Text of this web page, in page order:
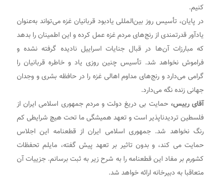
کنیم.
در پایان، تأسیس روز بین‌المللی یادبود قربانیان غزه می‌تواند به‌عنوان
یادآور قدرتمندی از رنج‌های مردم غزه عمل کرده و این اطمینان را بدهد
که مبارزات آن‌ها در قبال جنایات اسراییل نادیده گرفته نشده و
فراموش نخواهد شد. تأسیس چنین روزی یاد و خاطره قربانیان را
گرامی می‌دارد و رنج‌های مداوم اهالی غزه را در حافظه بشری و وجدان
جهانی زنده نگه می‌دارد.
آقای رییس،حمایت بی دریغ دولت و مردم جمهوری اسلامی ایران از
فلسطین تردیدناپذیر است و تعهد همیشگی ما تحت هیچ شرایطی کم
رنگ نخواهد شد. جمهوری اسلامی ایران از قطعنامه این اجلاس
حمایت می کند، و بدون تاثیر بر تعهد پیش گفته، مایلم تحفظات
کشورم بر مفاد این قطعنامه را به شرح زیر به ثبت برسانم. جزییات آن
متعاقبا به دبیرخانه ارائه خواهد شد.